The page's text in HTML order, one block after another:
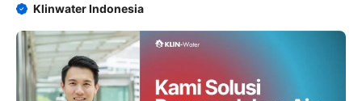
Klinwater Indonesia